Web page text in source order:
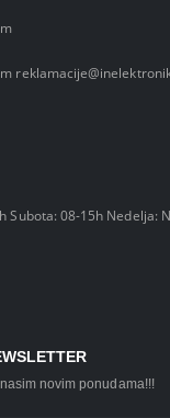
Subota: 08-15h Nedelja:
novim ponudama!!!